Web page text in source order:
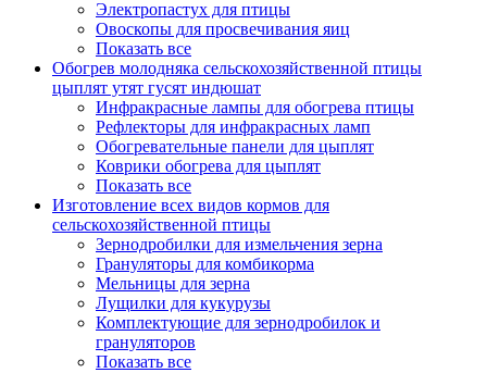
Электропастух для птицы
Овоскопы для просвечивания яиц
Показать все
Обогрев молодняка сельскохозяйственной птицы
цыплят утят гусят индюшат
Инфракрасные лампы для обогрева птицы
Рефлекторы для инфракрасных ламп
Обогревательные панели для цыплят
Коврики обогрева для цыплят
Показать все
Изготовление всех видов кормов для
сельскохозяйственной птицы
Зернодробилки для измельчения зерна
Грануляторы для комбикорма
Мельницы для зерна
Лущилки для кукурузы
Комплектующие для зернодробилок и
грануляторов
Показать все